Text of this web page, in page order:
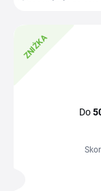
ZNIŻKA
Do